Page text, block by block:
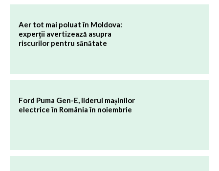
Aer tot mai poluat în Moldova:
experții avertizează asupra
riscurilor pentru sănătate
Ford Puma Gen-E, liderul mașinilor
electrice în România în noiembrie